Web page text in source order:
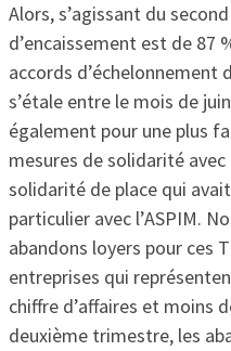
Alors, s’agissant du
d’encaissement est de 87
accords d’échelonnement
s’étale entre le mois de
également pour une plus
mesures de solidarité avec
solidarité de place qui
particulier avec l’ASPIM.
abandons loyers pour ces
entreprises qui
chiffre d’affaires et moins
deuxième trimestre, les